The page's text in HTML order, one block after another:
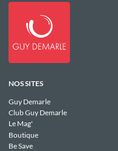
NOS SITES
Guy Demarle
Club Guy Demarle
Le Mag'
Boutique
Be Save